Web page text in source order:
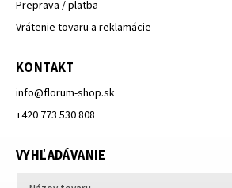
Preprava / platba
Vrátenie tovaru a reklamácie
KONTAKT
info@florum-shop.sk
+420 773 530 808
VYHĽADÁVANIE